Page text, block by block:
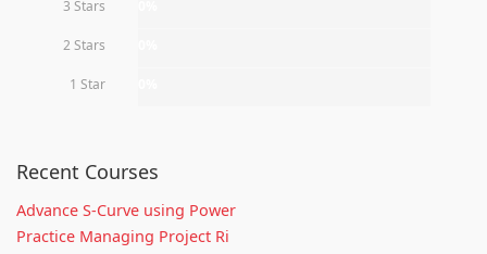
3 Stars
2 Stars
1 Star
Recent Courses
Advance S-Curve using Power
Practice Managing Project Ri